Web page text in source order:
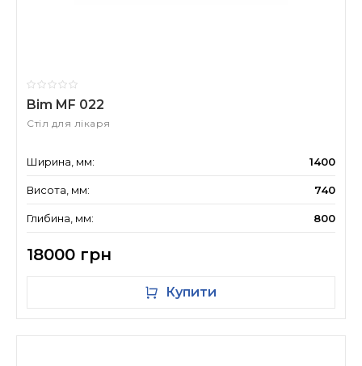
Bim MF 022
Стіл для лікаря
Ширина, мм: 1400
Висота, мм: 740
Глибина, мм: 800
18000 грн
Купити